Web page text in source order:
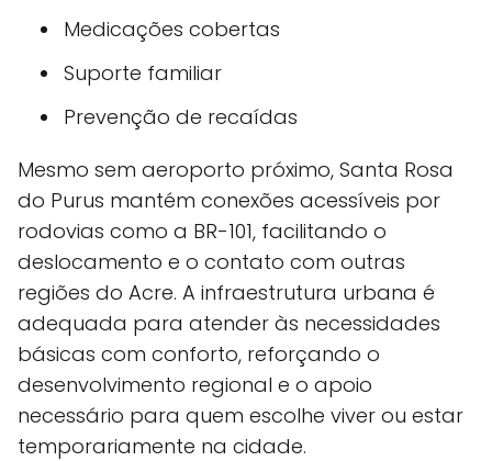
Medicações cobertas
Suporte familiar
Prevenção de recaídas
Mesmo sem aeroporto próximo, Santa Rosa
do Purus mantém conexões acessíveis por
rodovias como a BR-101, facilitando o
deslocamento e o contato com outras
regiões do Acre. A infraestrutura urbana é
adequada para atender às necessidades
básicas com conforto, reforçando o
desenvolvimento regional e o apoio
necessário para quem escolhe viver ou estar
temporariamente na cidade.